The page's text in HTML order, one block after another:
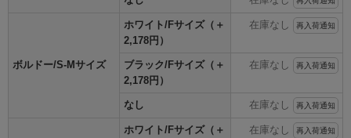
ボルドー/S-Mサイズ
ホワイト/Fサイズ（＋
2,178円）
在庫なし 再入荷通知
ブラック/Fサイズ（＋
2,178円）
在庫なし 再入荷通知
なし 在庫なし 再入荷通知
ホワイト/Fサイズ（＋
在庫なし 再入荷通知